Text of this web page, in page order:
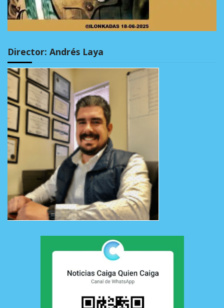
Director: Andrés Laya